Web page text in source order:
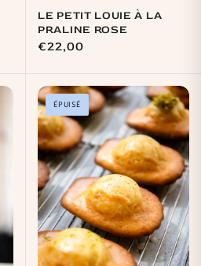
LE PETIT LOUIE À LA
PRALINE ROSE
Prix
€22,00
ÉPUISÉ